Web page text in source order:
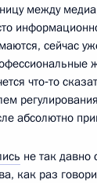
между
сейчас
что‑то
абсолютно
не так
как раз